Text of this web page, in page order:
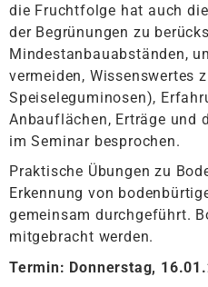
die Fruchtfolge hat auch
der Begrünungen zu
Mindestanbauabständen,
vermeiden, Wissenswertes
Speiseleguminosen),
Anbauflächen, Erträge und
im Seminar besprochen.
Praktische Übungen zu
Erkennung von
gemeinsam durchgeführt.
mitgebracht werden.
Termin: Donnerstag,